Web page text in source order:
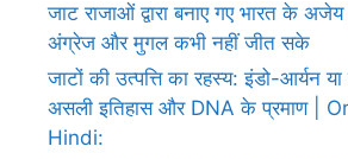
जाट राजाओं द्वारा बनाए गए भारत के
अंग्रेज और मुगल कभी नहीं जीत सके
जाटों की उत्पत्ति का रहस्य: इंडो-आर्यन या
असली इतिहास और DNA के प्रमाण |
Hindi: